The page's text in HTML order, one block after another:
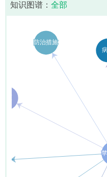
知识图谱： 全部